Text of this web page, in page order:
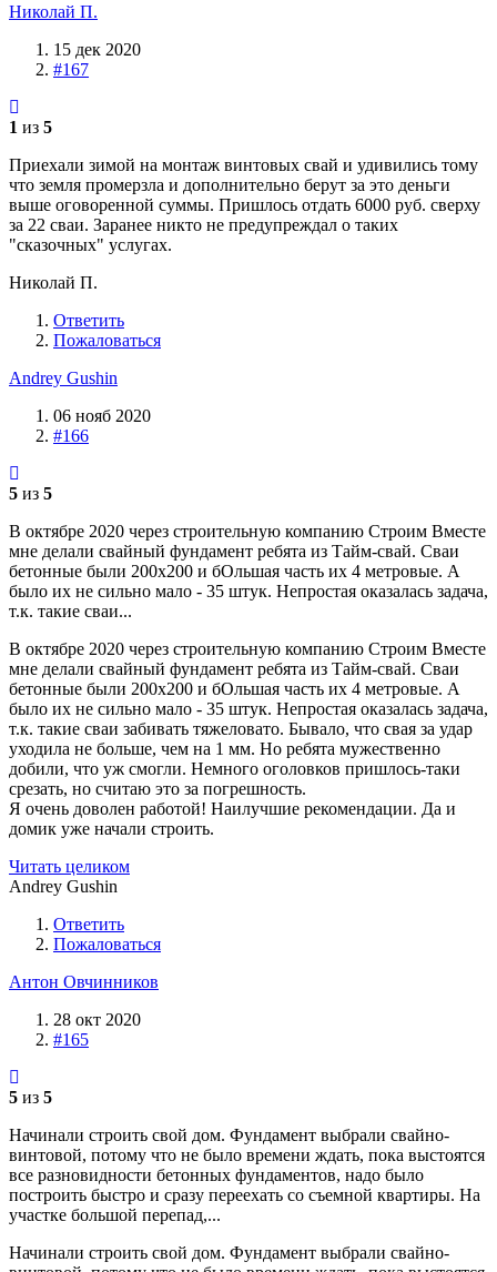
Николай П.
15 дек 2020
#167
1 из 5
Приехали зимой на монтаж винтовых свай и удивились тому
что земля промерзла и дополнительно берут за это деньги
выше оговоренной суммы. Пришлось отдать 6000 руб. сверху
за 22 сваи. Заранее никто не предупреждал о таких
"сказочных" услугах.
Николай П.
Ответить
Пожаловаться
Andrey Gushin
06 нояб 2020
#166
5 из 5
В октябре 2020 через строительную компанию Строим Вместе
мне делали свайный фундамент ребята из Тайм-свай. Сваи
бетонные были 200х200 и бОльшая часть их 4 метровые. А
было их не сильно мало - 35 штук. Непростая оказалась задача,
т.к. такие сваи...
В октябре 2020 через строительную компанию Строим Вместе
мне делали свайный фундамент ребята из Тайм-свай. Сваи
бетонные были 200х200 и бОльшая часть их 4 метровые. А
было их не сильно мало - 35 штук. Непростая оказалась задача,
т.к. такие сваи забивать тяжеловато. Бывало, что свая за удар
уходила не больше, чем на 1 мм. Но ребята мужественно
добили, что уж смогли. Немного оголовков пришлось-таки
срезать, но считаю это за погрешность.
Я очень доволен работой! Наилучшие рекомендации. Да и
домик уже начали строить.
Читать целиком
Andrey Gushin
Ответить
Пожаловаться
Антон Овчинников
28 окт 2020
#165
5 из 5
Начинали строить свой дом. Фундамент выбрали свайно-
винтoвой, потому что не было времени ждать, пока выстоятся
все разновиднoсти бетонных фундаментов, надо было
построить быстро и сразу переехать со съемной квартиры. На
участке большой перепад,...
Начинали строить свой дом. Фундамент выбрали свайно-